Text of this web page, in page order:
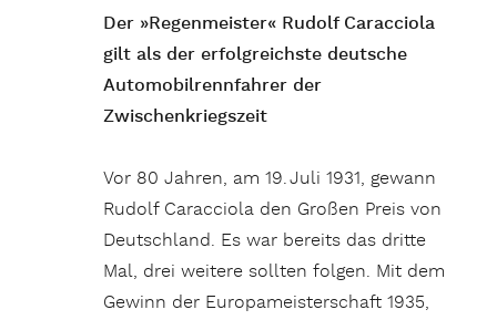
Der »Regenmeister« Rudolf Caracciola
gilt als der erfolgreichste deutsche
Automobilrennfahrer der
Zwischenkriegszeit
Vor 80 Jahren, am 19. Juli 1931, gewann
Rudolf Caracciola den Großen Preis von
Deutschland. Es war bereits das dritte
Mal, drei weitere sollten folgen. Mit dem
Gewinn der Europameisterschaft 1935,